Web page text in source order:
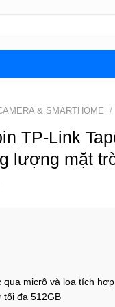
& SMARTHOME /
TP-Link
lượng mặt
qua micrô và loa tích hợp
tối đa 512GB